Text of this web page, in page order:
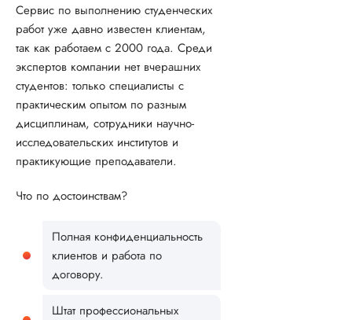
Сервис по выполнению студенческих
работ уже давно известен клиентам,
так как работаем с 2000 года. Среди
экспертов компании нет вчерашних
студентов: только специалисты с
практическим опытом по разным
дисциплинам, сотрудники научно-
исследовательских институтов и
практикующие преподаватели.
Что по достоинствам?
Полная конфиденциальность
клиентов и работа по
договору.
Штат профессиональных